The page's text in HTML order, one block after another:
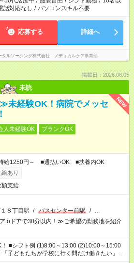
話対応なし / パソコンスキル不要
応募する 詳細へ
タルソーシング株式会社 メディカルケア事業部
掲載日：2026.08.05
未読
NEW
経験OK！病院でメッセ
人未経験OK
ブランクOK
給1250円～ ■週払いOK ■扶養内OK
あり
額支給
８丁目駅 / バスセンター前駅 / …
toドアで30分以内！≫ご希望の勤務地を紹介
15:00
飯の準備がしたい」 「午前中は働いて、午後